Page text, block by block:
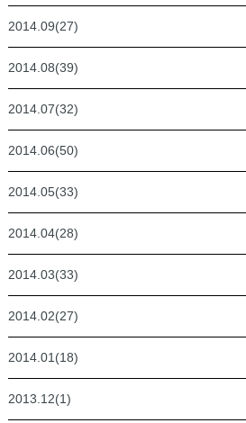
2014.09(27)
2014.08(39)
2014.07(32)
2014.06(50)
2014.05(33)
2014.04(28)
2014.03(33)
2014.02(27)
2014.01(18)
2013.12(1)